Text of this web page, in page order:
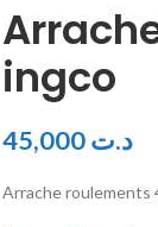
ingco
د.ت
Arrache roulements